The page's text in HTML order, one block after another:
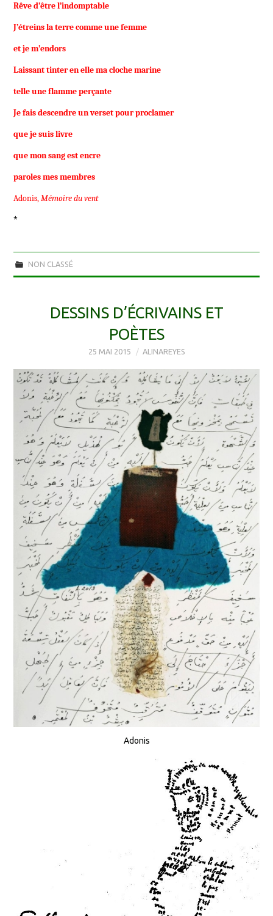
Rêve d’être l’indomptable
J’étreins la terre comme une femme
et je m’endors
Laissant tinter en elle ma cloche marine
telle une flamme perçante
Je fais descendre un verset pour proclamer
que je suis livre
que mon sang est encre
paroles mes membres
Adonis,Mémoire du vent
*
NON CLASSÉ
DESSINS D’ÉCRIVAINS ET
POÈTES
25 MAI 2015 ALINAREYES
Adonis